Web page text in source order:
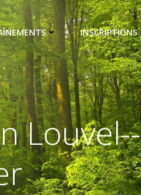
INSCRIPTIONS
Louvel--